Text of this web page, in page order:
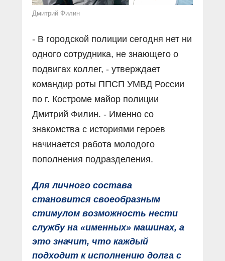
Дмитрий Филин
- В городской полиции сегодня нет ни
одного сотрудника, не знающего о
подвигах коллег, - утверждает
командир роты ППСП УМВД России
по г. Костроме майор полиции
Дмитрий Филин. - Именно со
знакомства с историями героев
начинается работа молодого
пополнения подразделения.
Для личного состава
становится своеобразным
стимулом возможность нести
службу на «именных» машинах, а
это значит, что каждый
подходит к исполнению долга с